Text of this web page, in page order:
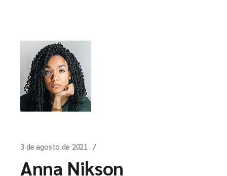
3 de agosto de 2021
Anna Nikson